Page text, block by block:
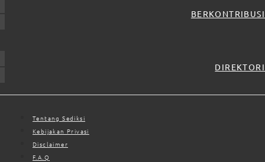
BERKONTRIBUSI
DIREKTORI
Tentang Sediksi
Kebijakan Privasi
Disclaimer
F.A.Q